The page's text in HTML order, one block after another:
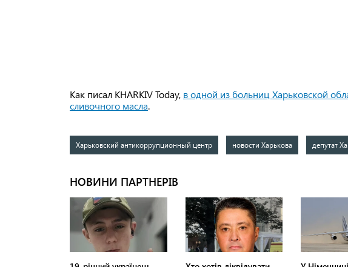
Как писал KHARKIV Today, в одной из больниц Харьковской
сливочного масла.
Харьковский антикоррупционный центр новости Харькова депутат